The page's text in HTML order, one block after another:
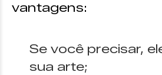
vantagens:
Se você precisar,
sua arte;